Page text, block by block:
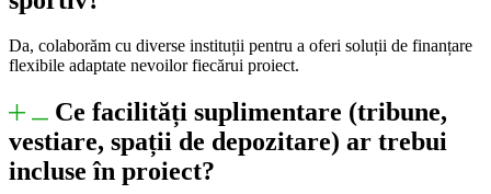
Da, colaborăm cu diverse instituții pentru a oferi soluții de finanțare
flexibile adaptate nevoilor fiecărui proiect.
Ce facilități suplimentare (tribune,
vestiare, spații de depozitare) ar trebui
incluse în proiect?